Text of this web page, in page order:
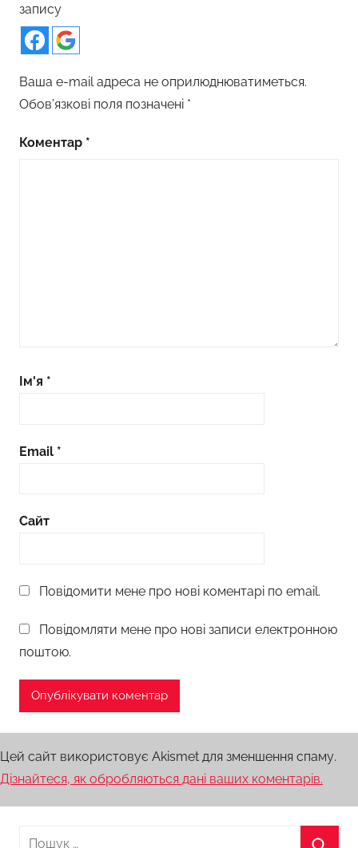
запису
Ваша e-mail адреса не оприлюднюватиметься.
Обов’язкові поля позначені *
Коментар *
Ім'я *
Email *
Сайт
Повідомити мене про нові коментарі по email.
Повідомляти мене про нові записи електронною
поштою.
Цей сайт використовує Akismet для зменшення спаму.
Дізнайтеся, як обробляються дані ваших коментарів.
Пошук: